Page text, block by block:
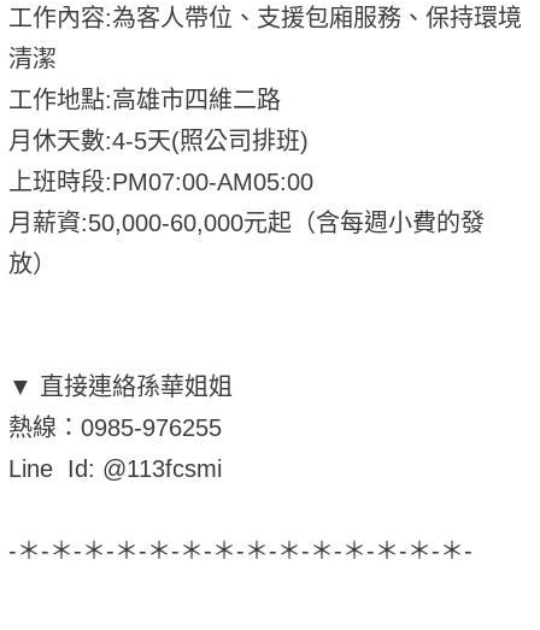
工作內容:為客人帶位、支援包廂服務、保持環境
清潔
工作地點:高雄市四維二路
月休天數:4-5天(照公司排班)
上班時段:PM07:00-AM05:00
月薪資:50,000-60,000元起（含每週小費的發
放）
▼ 直接連絡孫華姐姐
熱線：0985-976255
Line Id: @113fcsmi
-＊-＊-＊-＊-＊-＊-＊-＊-＊-＊-＊-＊-＊-＊-